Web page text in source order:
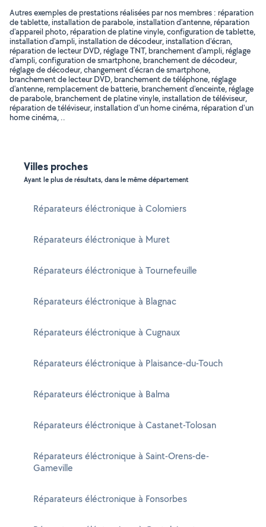
Autres exemples de prestations réalisées par nos membres : réparation
de tablette, installation de parabole, installation d'antenne, réparation
d'appareil photo, réparation de platine vinyle, configuration de tablette,
installation d'ampli, installation de décodeur, installation d'écran,
réparation de lecteur DVD, réglage TNT, branchement d'ampli, réglage
d'ampli, configuration de smartphone, branchement de décodeur,
réglage de décodeur, changement d'écran de smartphone,
branchement de lecteur DVD, branchement de téléphone, réglage
d'antenne, remplacement de batterie, branchement d'enceinte, réglage
de parabole, branchement de platine vinyle, installation de téléviseur,
réparation de téléviseur, installation d'un home cinéma, réparation d'un
home cinéma, ..
Villes proches
Ayant le plus de résultats, dans le même département
Réparateurs éléctronique à Colomiers
Réparateurs éléctronique à Muret
Réparateurs éléctronique à Tournefeuille
Réparateurs éléctronique à Blagnac
Réparateurs éléctronique à Cugnaux
Réparateurs éléctronique à Plaisance-du-Touch
Réparateurs éléctronique à Balma
Réparateurs éléctronique à Castanet-Tolosan
Réparateurs éléctronique à Saint-Orens-de-
Gameville
Réparateurs éléctronique à Fonsorbes